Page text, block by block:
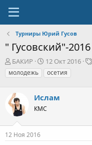
Турниры Юрий Гусов
" Гусовский"-2016
А
в
т
р
т
е
м
ы
БАКИР
Д
а
т
н
а
а
12 Окт 2016
молодежь
осетия
Ислам
КМС
12 Ноя 2016